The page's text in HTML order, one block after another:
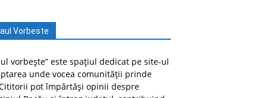
Vorbeste
vorbește” este spațiul dedicat pe site-ul
unde vocea comunității prinde
pot împărtăși opinii despre